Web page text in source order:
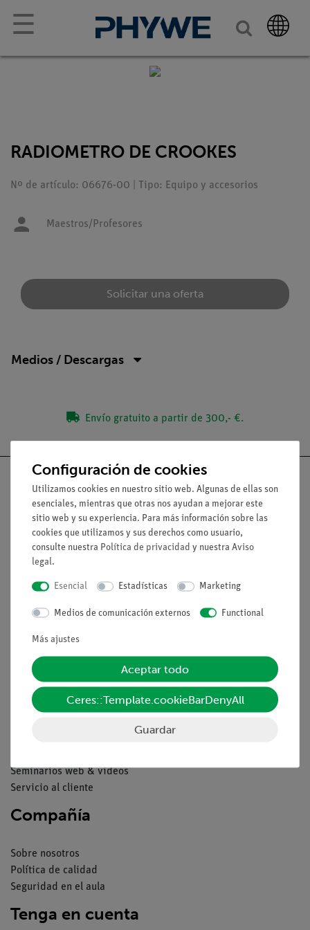
☰
RADIOMETRO DE CROOKES
Nº de artículo: 06676-00 | Tipo: Equipo y accesorios
Maestros/Profesores
Solicitar una oferta
Medios / Descargas
Envío gratuito a partir de 300,- €.
Nach oben
Aviso lega
Contacto
Declaración de privacidad
Pie de imprenta
Servicio
Seminarios web & vídeos
Servicio al cliente
Compañía
Sobre nosotros
Política de calidad
Seguridad en el aula
Tenga en cuenta
Configuración de cookies
Utilizamos cookies en nuestro sitio web. Algunas de ellas son
esenciales, mientras que otras nos ayudan a mejorar este
sitio web y su experiencia. Para más información sobre las
cookies que utilizamos y sus derechos como usuario,
consulte nuestra Política de privacidad y nuestra Aviso
legal.
Esencial Estadísticas Marketing
Medios de comunicación externos Functional
Más ajustes
Aceptar todo
Ceres::Template.cookieBarDenyAll
Guardar